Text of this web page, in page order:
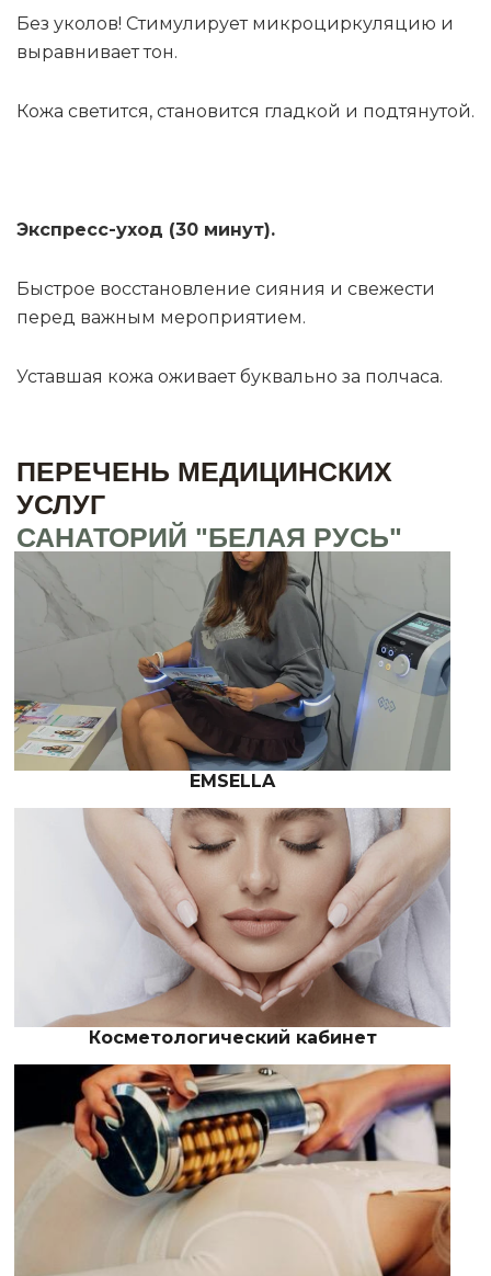
Без уколов! Стимулирует микроциркуляцию и
выравнивает тон.
Кожа светится, становится гладкой и подтянутой.
Экспресс-уход (30 минут).
Быстрое восстановление сияния и свежести
перед важным мероприятием.
Уставшая кожа оживает буквально за полчаса.
ПЕРЕЧЕНЬ МЕДИЦИНСКИХ
УСЛУГ
САНАТОРИЙ "БЕЛАЯ РУСЬ"
EMSELLA
Косметологический кабинет